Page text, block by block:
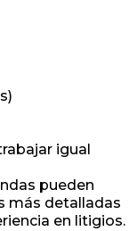
igual
pueden
más detalladas
en litigios.